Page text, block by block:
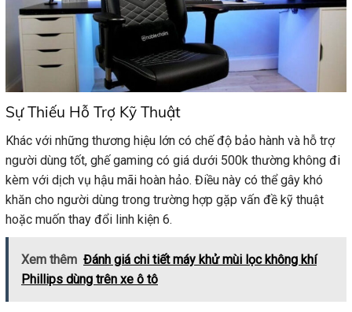
Sự Thiếu Hỗ Trợ Kỹ Thuật
Khác với những thương hiệu lớn có chế độ bảo hành và hỗ trợ
người dùng tốt, ghế gaming có giá dưới 500k thường không đi
kèm với dịch vụ hậu mãi hoàn hảo. Điều này có thể gây khó
khăn cho người dùng trong trường hợp gặp vấn đề kỹ thuật
hoặc muốn thay đổi linh kiện 6.
Xem thêm Đánh giá chi tiết máy khử mùi lọc không khí
Phillips dùng trên xe ô tô